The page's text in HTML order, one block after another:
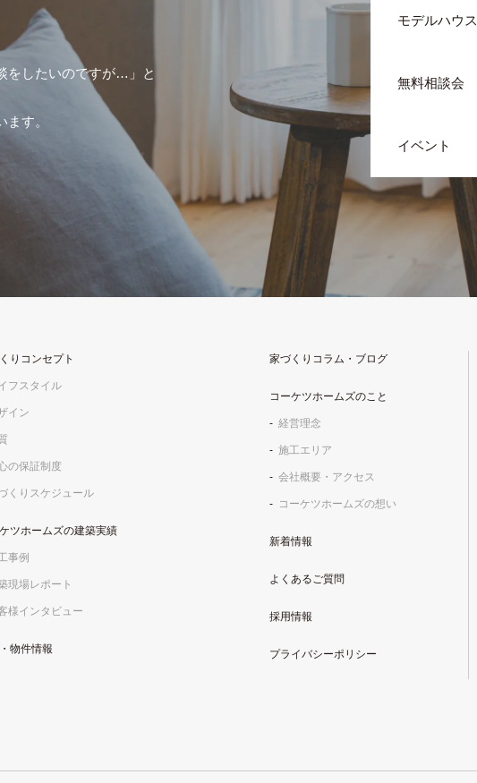
をしたいのですが…」と
す。
モデルハウス
無料相談会
イベント
りコンセプト
フスタイル
イン
の保証制度
くりスケジュール
ツホームズの建築実績
事例
現場レポート
様インタビュー
物件情報
家づくりコラム・ブログ
コーケツホームズのこと
経営理念
施工エリア
会社概要・アクセス
コーケツホームズの想い
新着情報
よくあるご質問
採用情報
プライバシーポリシー